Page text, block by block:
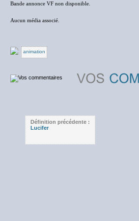
Bande annonce VF non disponible.
Aucun média associé.
animation
Définition précédente :
Lucifer